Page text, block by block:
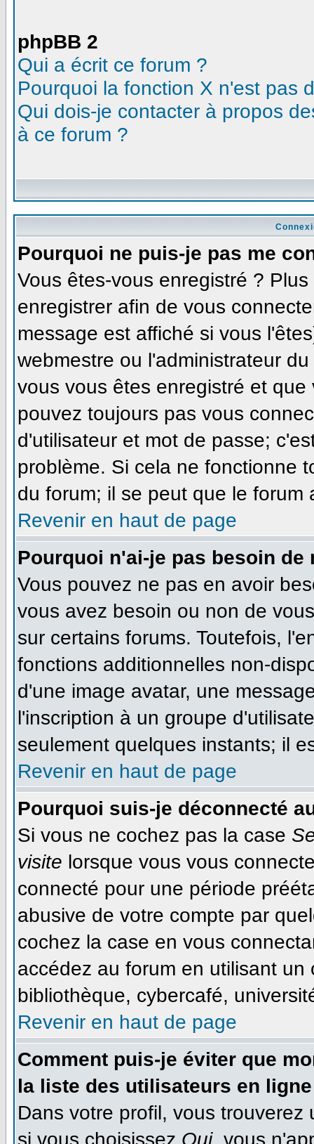
phpBB 2
Qui a écrit ce forum ?
Pourquoi la fonction X n'est pas
Qui dois-je contacter à propos
à ce forum ?
Pourquoi ne puis-je pas me
Vous êtes-vous enregistré ?
enregistrer afin de vous
message est affiché si vous
webmestre ou l'administrateur
vous vous êtes enregistré et
pouvez toujours pas vous
d'utilisateur et mot de passe;
problème. Si cela ne fonctionne
du forum; il se peut que le forum
Revenir en haut de page
Pourquoi n'ai-je pas besoin de
Vous pouvez ne pas en avoir
vous avez besoin ou non de
sur certains forums. Toutefois,
fonctions additionnelles non-
d'une image avatar, une
l'inscription à un groupe
seulement quelques instants; il
Revenir en haut de page
Pourquoi suis-je déconnecté
Si vous ne cochez pas la case
visite lorsque vous vous
connecté pour une période
abusive de votre compte par
cochez la case en vous
accédez au forum en utilisant
bibliothèque, cybercafé,
Revenir en haut de page
Comment puis-je éviter que
la liste des utilisateurs en
Dans votre profil, vous
si vous choisissez Oui, vous